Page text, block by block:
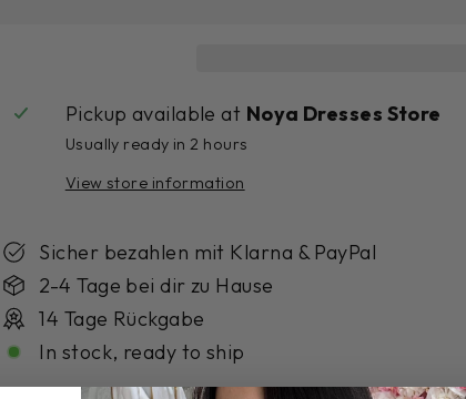
Pickup available at Noya Dresses Store
Usually ready in 2 hours
View store information
Sicher bezahlen mit Klarna & PayPal
2-4 Tage bei dir zu Hause
14 Tage Rückgabe
In stock, ready to ship